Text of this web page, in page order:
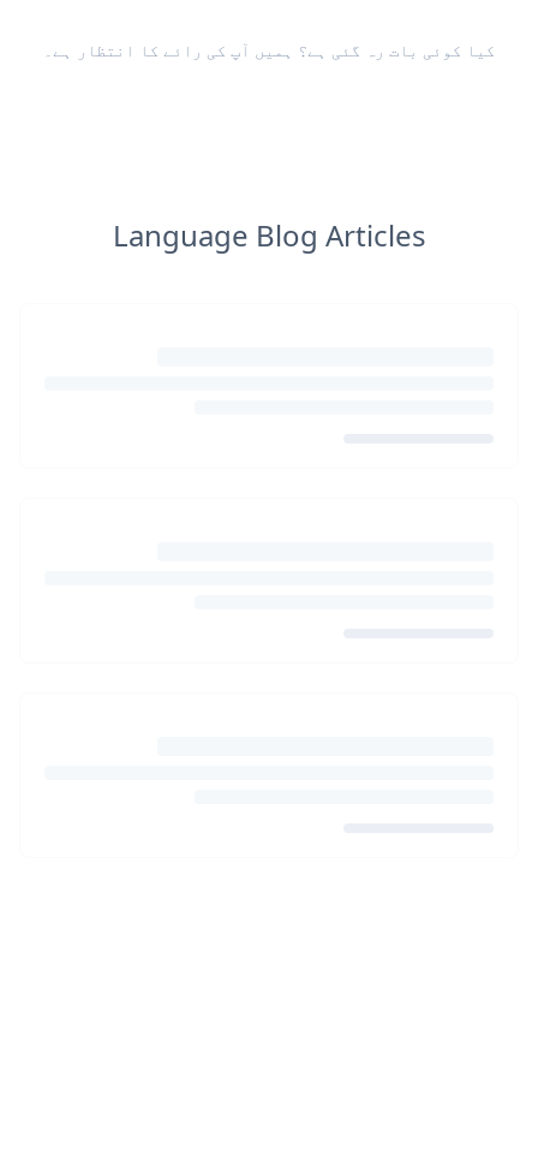
کیا کوئی بات رہ گئی ہے؟ ہمیں آپ کی رائے کا انتظار ہے۔
Language Blog Articles